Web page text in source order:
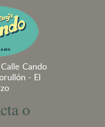
Cando
- El
o